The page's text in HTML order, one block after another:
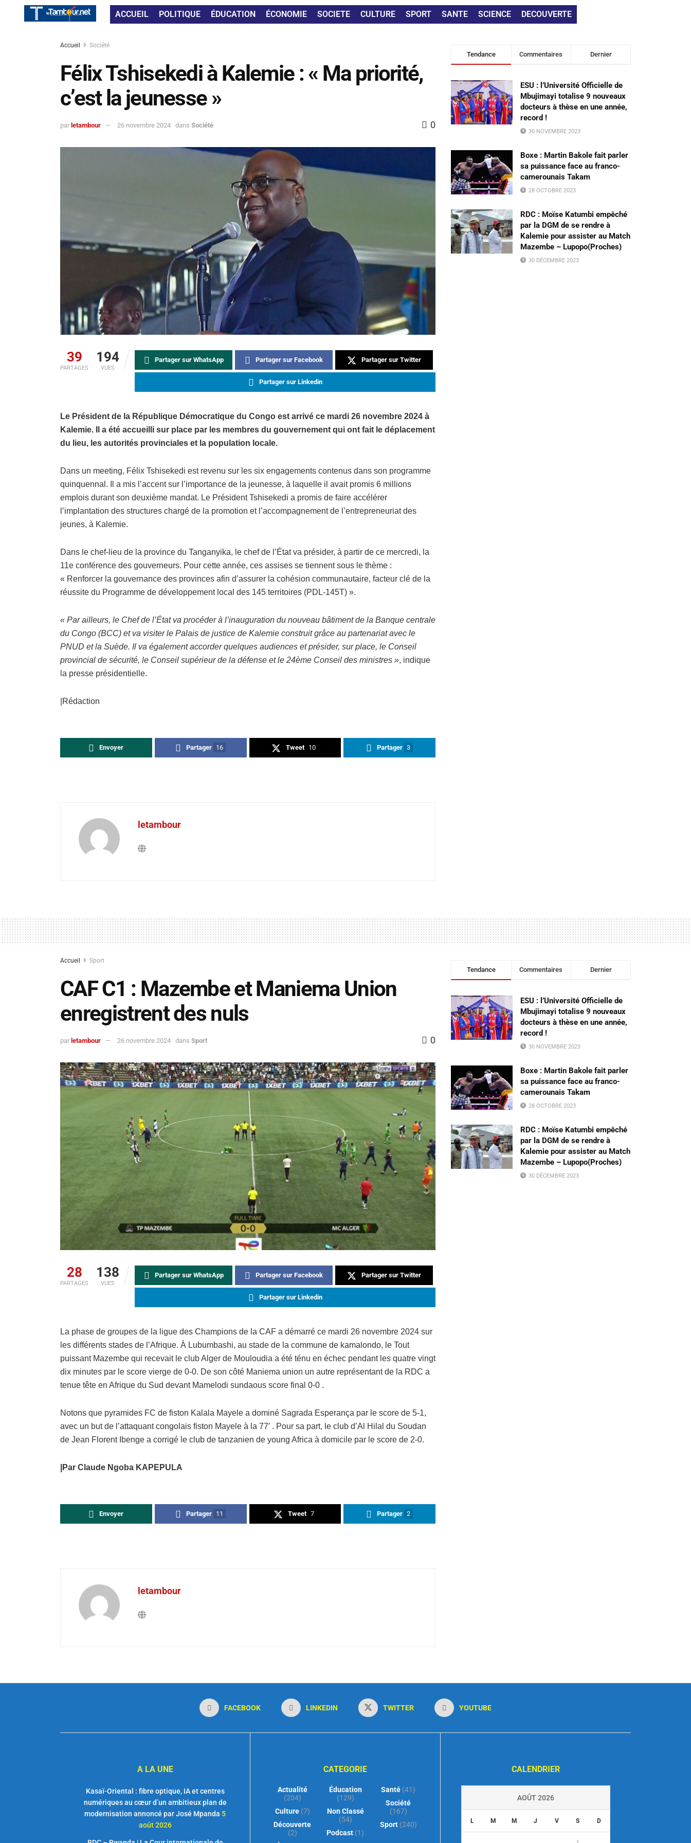
ACCUEIL POLITIQUE ÉDUCATION ÉCONOMIE SOCIETE CULTURE SPORT SANTE SCIENCE DECOUVERTE
Accueil Société
Félix Tshisekedi à Kalemie : « Ma priorité,
c’est la jeunesse »
par letambour 26 novembre 2024 dans Société 0
39
PARTAGES
194
VUES
Partager sur WhatsApp Partager sur Facebook Partager sur Twitter
Partager sur Linkedin
Le Président de la République Démocratique du Congo est arrivé ce mardi 26 novembre 2024 à
Kalemie. Il a été accueilli sur place par les membres du gouvernement qui ont fait le déplacement
du lieu, les autorités provinciales et la population locale.
Dans un meeting, Félix Tshisekedi est revenu sur les six engagements contenus dans son programme
quinquennal. Il a mis l’accent sur l’importance de la jeunesse, à laquelle il avait promis 6 millions
emplois durant son deuxième mandat. Le Président Tshisekedi a promis de faire accélérer
l’implantation des structures chargé de la promotion et l’accompagnement de l’entrepreneuriat des
jeunes, à Kalemie.
Dans le chef-lieu de la province du Tanganyika, le chef de l’État va présider, à partir de ce mercredi, la
11e conférence des gouverneurs. Pour cette année, ces assises se tiennent sous le thème :
« Renforcer la gouvernance des provinces afin d’assurer la cohésion communautaire, facteur clé de la
réussite du Programme de développement local des 145 territoires (PDL-145T) ».
« Par ailleurs, le Chef de l’État va procéder à l’inauguration du nouveau bâtiment de la Banque centrale
du Congo (BCC) et va visiter le Palais de justice de Kalemie construit grâce au partenariat avec le
PNUD et la Suède. Il va également accorder quelques audiences et présider, sur place, le Conseil
provincial de sécurité, le Conseil supérieur de la défense et le 24ème Conseil des ministres », indique
la presse présidentielle.
|Rédaction
Envoyer Partager 16 Tweet 10 Partager 3
letambour
Tendance Commentaires Dernier
ESU : l’Université Officielle de
Mbujimayi totalise 9 nouveaux
docteurs à thèse en une année,
record !
30 NOVEMBRE 2023
Boxe : Martin Bakole fait parler
sa puissance face au franco-
camerounais Takam
28 OCTOBRE 2023
RDC : Moïse Katumbi empêché
par la DGM de se rendre à
Kalemie pour assister au Match
Mazembe – Lupopo(Proches)
30 DÉCEMBRE 2023
Accueil Sport
CAF C1 : Mazembe et Maniema Union
enregistrent des nuls
par letambour 26 novembre 2024 dans Sport 0
28
PARTAGES
138
VUES
Partager sur WhatsApp Partager sur Facebook Partager sur Twitter
Partager sur Linkedin
La phase de groupes de la ligue des Champions de la CAF a démarré ce mardi 26 novembre 2024 sur
les différents stades de l’Afrique. À Lubumbashi, au stade de la commune de kamalondo, le Tout
puissant Mazembe qui recevait le club Alger de Mouloudia a été ténu en échec pendant les quatre vingt
dix minutes par le score vierge de 0-0. De son côté Maniema union un autre représentant de la RDC a
tenue tête en Afrique du Sud devant Mamelodi sundaous score final 0-0 .
Notons que pyramides FC de fiston Kalala Mayele a dominé Sagrada Esperança par le score de 5-1,
avec un but de l’attaquant congolais fiston Mayele à la 77′ . Pour sa part, le club d’Al Hilal du Soudan
de Jean Florent Ibenge a corrigé le club de tanzanien de young Africa à domicile par le score de 2-0.
|Par Claude Ngoba KAPEPULA
Envoyer Partager 11 Tweet 7 Partager 2
letambour
Tendance Commentaires Dernier
ESU : l’Université Officielle de
Mbujimayi totalise 9 nouveaux
docteurs à thèse en une année,
record !
30 NOVEMBRE 2023
Boxe : Martin Bakole fait parler
sa puissance face au franco-
camerounais Takam
28 OCTOBRE 2023
RDC : Moïse Katumbi empêché
par la DGM de se rendre à
Kalemie pour assister au Match
Mazembe – Lupopo(Proches)
30 DÉCEMBRE 2023
FACEBOOK LINKEDIN TWITTER YOUTUBE
A LA UNE
Kasaï-Oriental : fibre optique, IA et centres
numériques au cœur d’un ambitieux plan de
modernisation annoncé par José Mpanda 5
août 2026
CATEGORIE
Actualité
(204)
Culture(7)
Découverte
(2)
Éducation
(129)
Non Classé
(54)
Podcast (1)
Santé (41)
Société
(167)
Sport(240)
CALENDRIER
AOÛT 2026
L M M J V S D